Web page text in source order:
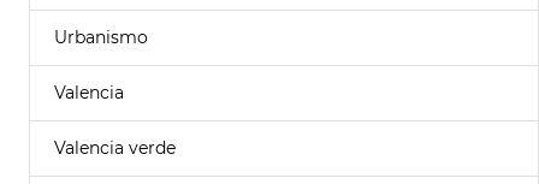
Urbanismo
Valencia
Valencia verde